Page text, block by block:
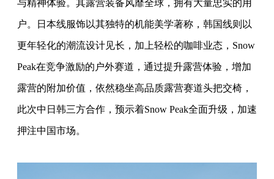
与精神体验。其露营装备风靡全球，拥有大量忠实的用
户。日本线服饰以其独特的机能美学著称，韩国线则以
更年轻化的潮流设计见长，加上轻松的咖啡业态，Snow
Peak在竞争激励的户外赛道，通过提升露营体验，增加
露营的附加价值，依然稳坐高品质露营赛道头把交椅，
此次中日韩三方合作，预示着Snow Peak全面升级，加速
押注中国市场。